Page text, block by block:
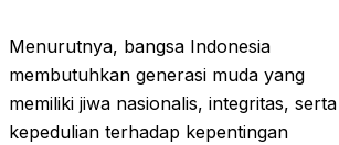
Menurutnya, bangsa Indonesia
membutuhkan generasi muda yang
memiliki jiwa nasionalis, integritas, serta
kepedulian terhadap kepentingan